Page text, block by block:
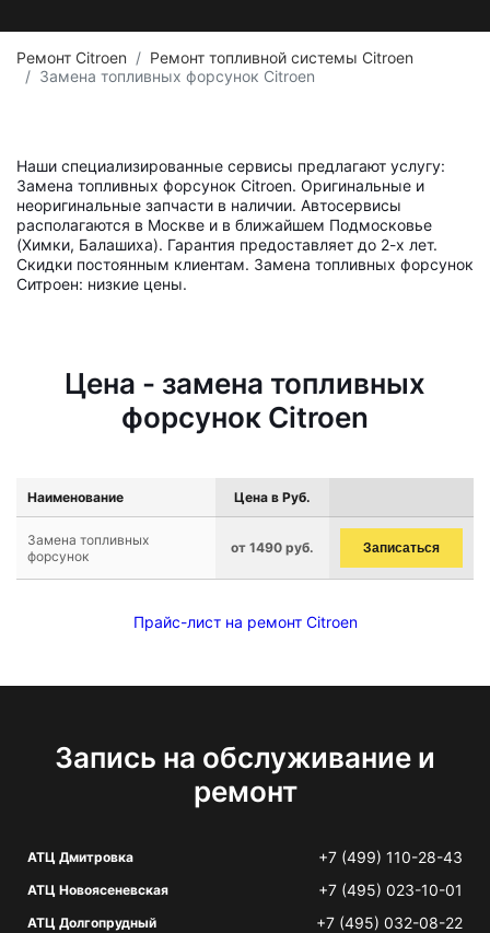
Ремонт Citroen
Ремонт топливной системы Citroen
Замена топливных форсунок Citroen
Наши специализированные сервисы предлагают услугу:
Замена топливных форсунок Citroen. Оригинальные и
неоригинальные запчасти в наличии. Автосервисы
располагаются в Москве и в ближайшем Подмосковье
(Химки, Балашиха). Гарантия предоставляет до 2-х лет.
Скидки постоянным клиентам. Замена топливных форсунок
Ситроен: низкие цены.
Цена - замена топливных
форсунок Citroen
Наименование Цена в Руб.
Замена топливных
форсунок
от 1490 руб. Записаться
Прайс-лист на ремонт Citroen
Запись на обслуживание и
ремонт
АТЦ Дмитровка +7 (499) 110-28-43
АТЦ Новоясеневская +7 (495) 023-10-01
АТЦ Долгопрудный +7 (495) 032-08-22